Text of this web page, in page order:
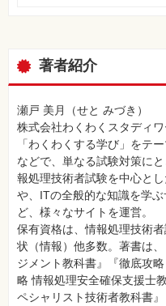
著者紹介
瀬戸 美月（せと みづき）
株式会社わくわくスタディワ
「わくわくする学び」をテ
などで、単なる試験対策に
報処理技術者試験を中心と
や、ITの全般的な知識を学
ど、様々なサイトを運営。
保有資格は、情報処理技術
状（情報）他多数。著書は
ジメント教科書』『徹底攻
略 情報処理安全確保支援士
ペシャリスト技術者教科書